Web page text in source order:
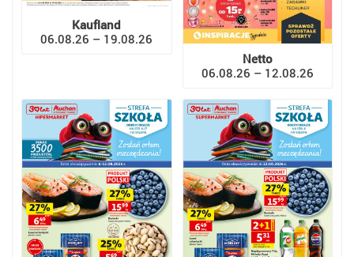
Kaufland
06.08.26 – 19.08.26
Netto
06.08.26 – 12.08.26